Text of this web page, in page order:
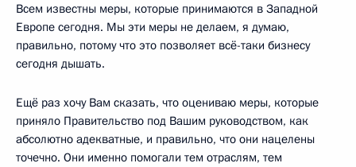
Всем известны меры, которые принимаются в Западной
Европе сегодня. Мы эти меры не делаем, я думаю,
правильно, потому что это позволяет всё-таки бизнесу
сегодня дышать.
Ещё раз хочу Вам сказать, что оцениваю меры, которые
приняло Правительство под Вашим руководством, как
абсолютно адекватные, и правильно, что они нацелены
точечно. Они именно помогали тем отраслям, тем